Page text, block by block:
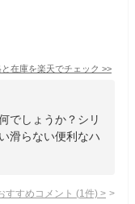
在庫を楽天でチェック >>
でしょうか？シリ
滑らない便利なハ
すすめコメント (1 件) >